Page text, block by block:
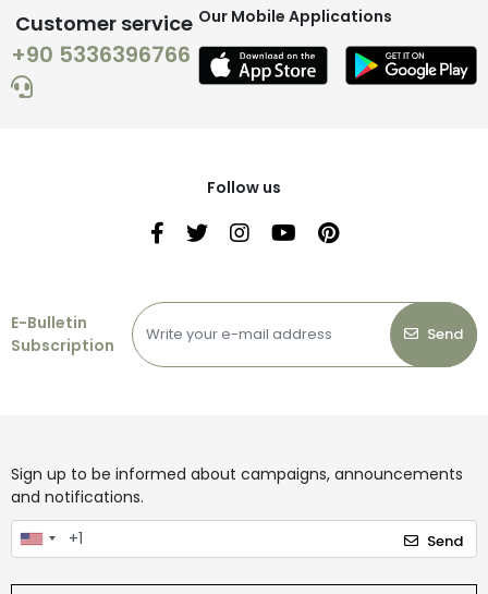
Customer service
+90 5336396766
Our Mobile Applications
Follow us
E-Bulletin
Subscription
Send
Sign up to be informed about campaigns, announcements
and notifications.
Send